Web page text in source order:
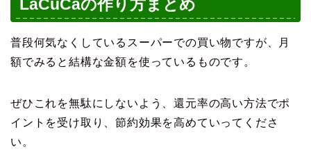
LaCuCaの作り方まとめ
普段何気なくしているスーパーでの買い物ですが、月
額でみると結構な金額を使っているものです。
ぜひこれを無駄にしないよう、還元率の高い方法でポ
イントを受け取り、節約効果を高めていってくださ
い。